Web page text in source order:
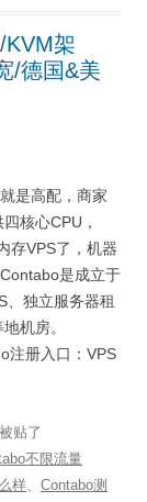
KVM架
/德国&美
是高配，商家
核心CPU，
存VPS了，机器
是成立于
、独立服务器租
机房。
注册入口：VPS
贴了
不限流量
样、 Contabo测